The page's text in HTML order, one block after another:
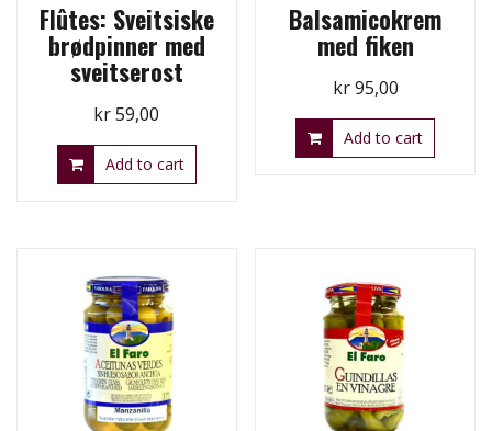
Flûtes: Sveitsiske
brødpinner med
sveitserost
kr59,00
Add to cart
Balsamicokrem
med fiken
kr95,00
Add to cart